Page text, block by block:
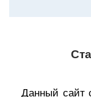
Данный сайт